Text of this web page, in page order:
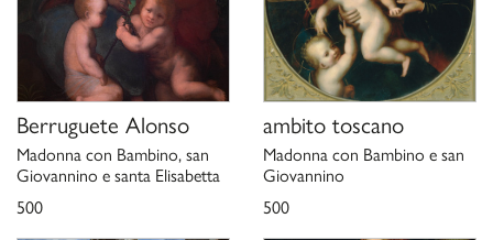
Berruguete Alonso
Madonna con Bambino, san
Giovannino e santa Elisabetta
500
ambito toscano
Madonna con Bambino e san
Giovannino
500